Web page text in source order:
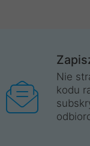
Nie
kodu